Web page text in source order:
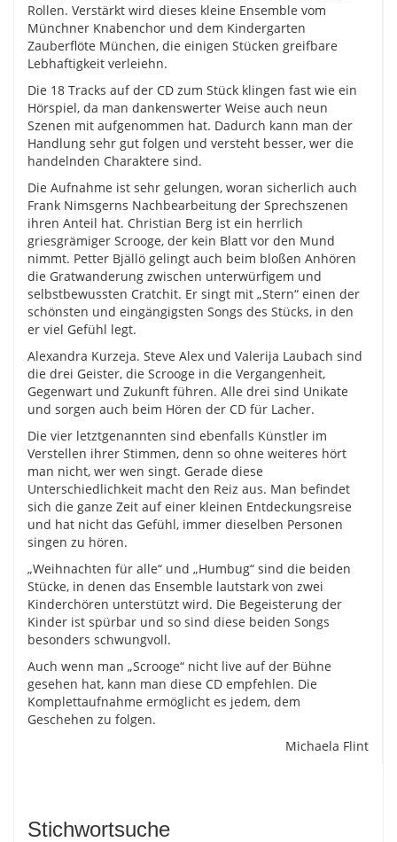
Rollen. Verstärkt wird dieses kleine Ensemble vom
Münchner Knabenchor und dem Kindergarten
Zauberflöte München, die einigen Stücken greifbare
Lebhaftigkeit verleiehn.
Die 18 Tracks auf der CD zum Stück klingen fast wie ein
Hörspiel, da man dankenswerter Weise auch neun
Szenen mit aufgenommen hat. Dadurch kann man der
Handlung sehr gut folgen und versteht besser, wer die
handelnden Charaktere sind.
Die Aufnahme ist sehr gelungen, woran sicherlich auch
Frank Nimsgerns Nachbearbeitung der Sprechszenen
ihren Anteil hat. Christian Berg ist ein herrlich
griesgrämiger Scrooge, der kein Blatt vor den Mund
nimmt. Petter Bjällö gelingt auch beim bloßen Anhören
die Gratwanderung zwischen unterwürfigem und
selbstbewussten Cratchit. Er singt mit „Stern“ einen der
schönsten und eingängigsten Songs des Stücks, in den
er viel Gefühl legt.
Alexandra Kurzeja. Steve Alex und Valerija Laubach sind
die drei Geister, die Scrooge in die Vergangenheit,
Gegenwart und Zukunft führen. Alle drei sind Unikate
und sorgen auch beim Hören der CD für Lacher.
Die vier letztgenannten sind ebenfalls Künstler im
Verstellen ihrer Stimmen, denn so ohne weiteres hört
man nicht, wer wen singt. Gerade diese
Unterschiedlichkeit macht den Reiz aus. Man befindet
sich die ganze Zeit auf einer kleinen Entdeckungsreise
und hat nicht das Gefühl, immer dieselben Personen
singen zu hören.
„Weihnachten für alle“ und „Humbug“ sind die beiden
Stücke, in denen das Ensemble lautstark von zwei
Kinderchören unterstützt wird. Die Begeisterung der
Kinder ist spürbar und so sind diese beiden Songs
besonders schwungvoll.
Auch wenn man „Scrooge“ nicht live auf der Bühne
gesehen hat, kann man diese CD empfehlen. Die
Komplettaufnahme ermöglicht es jedem, dem
Geschehen zu folgen.
Michaela Flint
Stichwortsuche